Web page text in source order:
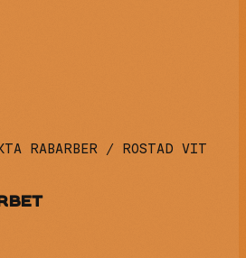
RABARBER / ROSTAD VIT